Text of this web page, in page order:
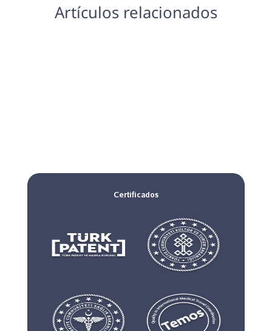
Artículos relacionados
Certificados